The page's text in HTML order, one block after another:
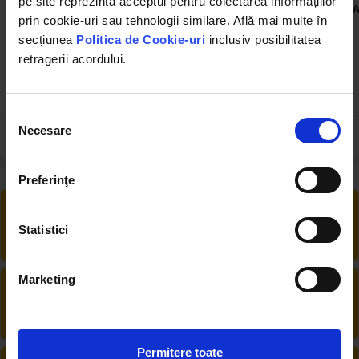
prin cookie-uri sau tehnologii similare. Află mai multe în
secțiunea Politica de Cookie-uri inclusiv posibilitatea
retragerii acordului.
consimțământului
Necesare
Preferinţe
Statistici
Marketing
Permitere toate
Arc pedala frana UTB U-650
(3)
2.18 RON
Arc pedala frana UTB U-445
3.88 RON
Ai posibilitate de retur în 30 zile, comandă
produsele de care ai nevoie fără griji
șoferul înainte de a face plata